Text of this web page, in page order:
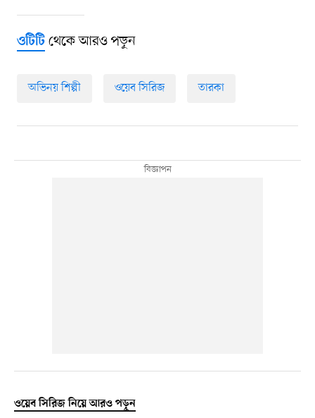
ওটিটিথেকে আরও পড়ুন
অভিনয় শিল্পী ওয়েব সিরিজ তারকা
ওয়েব সিরিজ নিয়ে আরও পড়ুন